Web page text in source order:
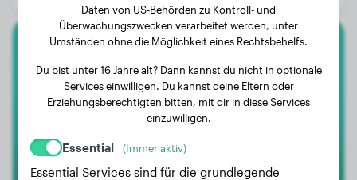
Woezel
Daten von US-Behörden zu Kontroll- und
Überwachungszwecken verarbeitet werden, unter
Umständen ohne die Möglichkeit eines Rechtsbehelfs.
Du bist unter 16 Jahre alt? Dann kannst du nicht in optionale
Services einwilligen. Du kannst deine Eltern oder
Erziehungsberechtigten bitten, mit dir in diese Services
einzuwilligen.
Essential (Immer aktiv)
Essential Services sind für die grundlegende